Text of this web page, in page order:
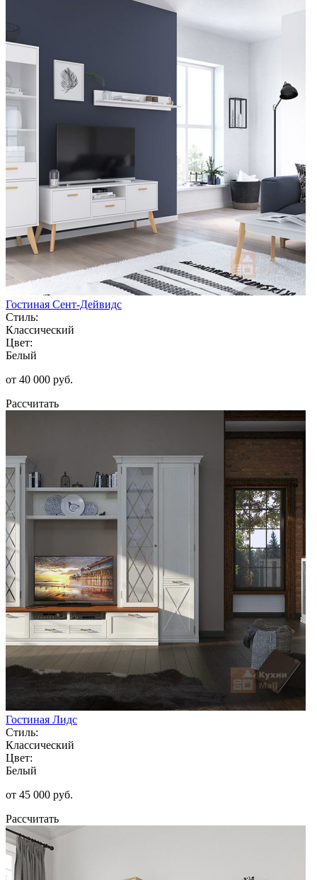
Гостиная Сент-Дейвидс
Стиль:
Классический
Цвет:
Белый
от 40 000 руб.
Рассчитать
Гостиная Лидс
Стиль:
Классический
Цвет:
Белый
от 45 000 руб.
Рассчитать